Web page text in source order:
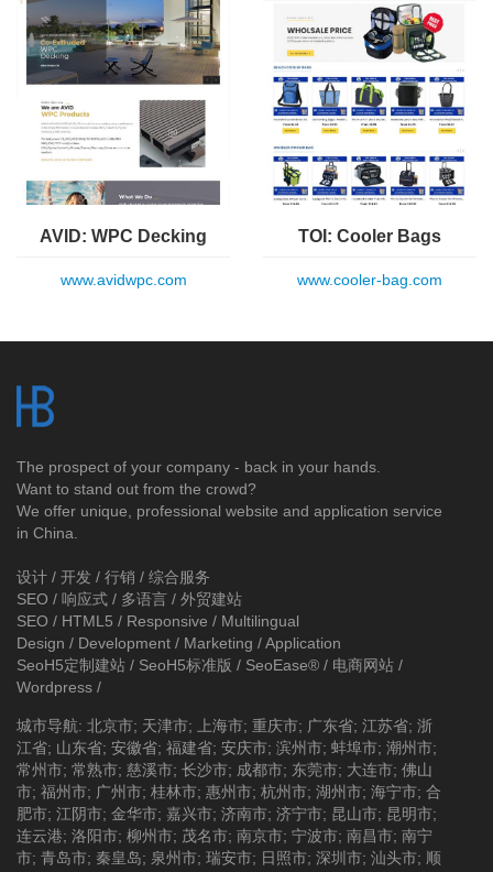
AVID: WPC Decking
www.avidwpc.com
TOI: Cooler Bags
www.cooler-bag.com
The prospect of your company - back in your hands.
Want to stand out from the crowd?
We offer unique, professional website and application service
in China.
设计 / 开发 / 行销 / 综合服务
SEO / 响应式 / 多语言 / 外贸建站
SEO / HTML5 / Responsive / Multilingual
Design / Development / Marketing / Application
SeoH5定制建站 / SeoH5标准版 / SeoEase® / 电商网站 /
Wordpress /
城市导航: 北京市; 天津市; 上海市; 重庆市; 广东省; 江苏省; 浙
江省; 山东省; 安徽省; 福建省; 安庆市; 滨州市; 蚌埠市; 潮州市;
常州市; 常熟市; 慈溪市; 长沙市; 成都市; 东莞市; 大连市; 佛山
市; 福州市; 广州市; 桂林市; 惠州市; 杭州市; 湖州市; 海宁市; 合
肥市; 江阴市; 金华市; 嘉兴市; 济南市; 济宁市; 昆山市; 昆明市;
连云港; 洛阳市; 柳州市; 茂名市; 南京市; 宁波市; 南昌市; 南宁
市; 青岛市; 秦皇岛; 泉州市; 瑞安市; 日照市; 深圳市; 汕头市; 顺